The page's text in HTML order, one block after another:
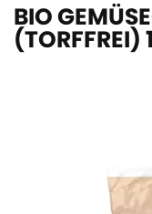
BIO
(TORFFREI)